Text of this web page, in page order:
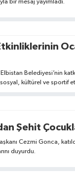
bir mesaj yayımladı.
Belediyesi’nin
kültürel ve sportif
Şehit
Cezmi Gonca,
duyurdu.